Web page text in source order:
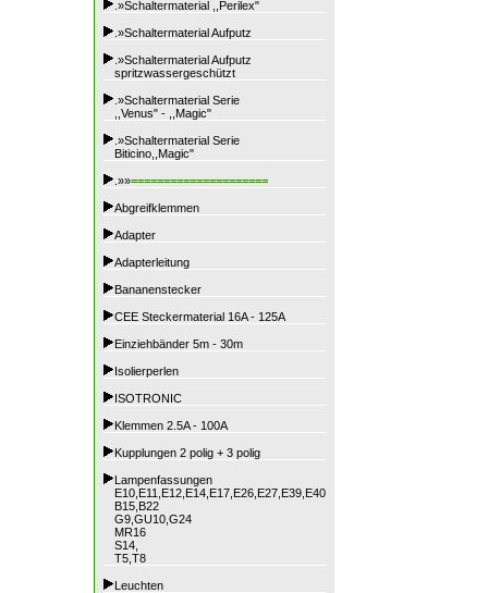
.»Schaltermaterial ,,Perilex"
.»Schaltermaterial Aufputz
.»Schaltermaterial Aufputz
spritzwassergeschützt
.»Schaltermaterial Serie
,,Venus" - ,,Magic"
.»Schaltermaterial Serie
Biticino,,Magic"
.»»=====================
Abgreifklemmen
Adapter
Adapterleitung
Bananenstecker
CEE Steckermaterial 16A - 125A
Einziehbänder 5m - 30m
Isolierperlen
ISOTRONIC
Klemmen 2.5A - 100A
Kupplungen 2 polig + 3 polig
Lampenfassungen
E10,E11,E12,E14,E17,E26,E27,E39,E40
B15,B22
G9,GU10,G24
MR16
S14,
T5,T8
Leuchten